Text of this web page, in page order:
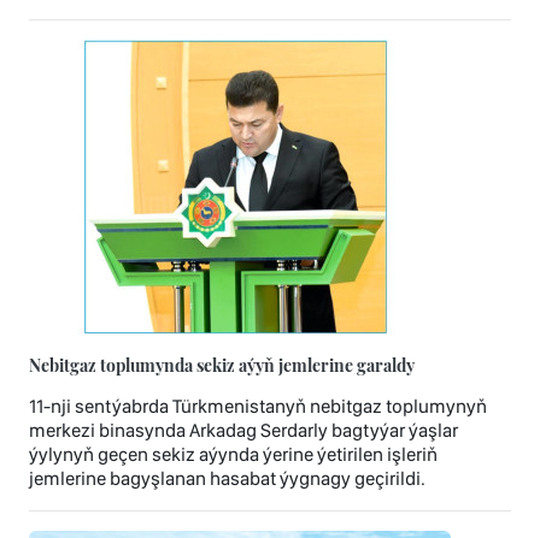
Nebitgaz toplumynda sekiz aýyň jemlerine garaldy
11-nji sentýabrda Türkmenistanyň nebitgaz toplumynyň
merkezi binasynda Arkadag Serdarly bagtyýar ýaşlar
ýylynyň geçen sekiz aýynda ýerine ýetirilen işleriň
jemlerine bagyşlanan hasabat ýygnagy geçirildi.